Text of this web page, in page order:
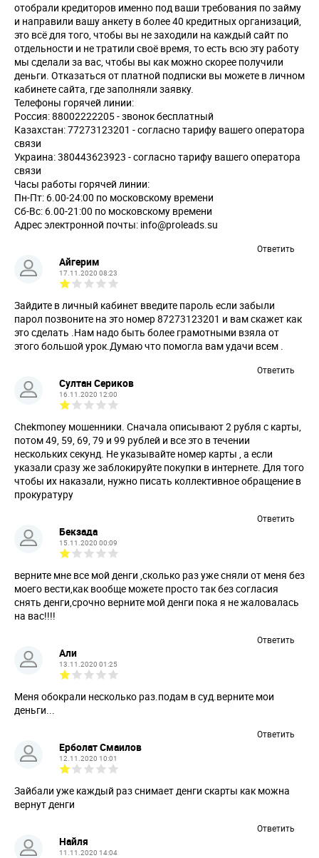
отобрали кредиторов именно под ваши требования по займу
и направили вашу анкету в более 40 кредитных организаций,
это всё для того, чтобы вы не заходили на каждый сайт по
отдельности и не тратили своё время, то есть всю эту работу
мы сделали за вас, чтобы вы как можно скорее получили
деньги. Отказаться от платной подписки вы можете в личном
кабинете сайта, где заполняли заявку.
Телефоны горячей линии:
Россия: 88002222205 - звонок бесплатный
Казахстан: 77273123201 - согласно тарифу вашего оператора
связи
Украина: 380443623923 - согласно тарифу вашего оператора
связи
Часы работы горячей линии:
Пн-Пт: 6.00-24:00 по московскому времени
Сб-Вс: 6.00-21:00 по московскому времени
Адрес электронной почты: info@proleads.su
Ответить
Айгерим
17.11.2020 08:23
Зайдите в личный кабинет введите пароль если забыли
парол позвоните на это номер 87273123201 и вам скажет как
это сделать .Нам надо быть более грамотными взяла от
этого большой урок.Думаю что помогла вам удачи всем .
Ответить
Султан Сериков
16.11.2020 12:00
Chekmoney мошенники. Сначала описывают 2 рубля с карты,
потом 49, 59, 69, 79 и 99 рублей и все это в течении
нескольких секунд. Не указывайте номер карты , а если
указали сразу же заблокируйте покупки в интернете. Для того
чтобы их наказали, нужно писать коллективное обращение в
прокуратуру
Ответить
Бекзада
15.11.2020 00:09
верните мне все мой денги ,сколько раз уже сняли от меня без
моего вести,как вообще можете просто так без согласия
снять денги,срочно верните мой денги пока я не жаловалась
на вас!!!!
Ответить
Али
13.11.2020 01:25
Меня обокрали несколько раз.подам в суд.верните мои
деньги...
Ответить
Ерболат Смаилов
12.11.2020 10:01
Зайбали уже каждый раз снимает денги скарты как можна
вернут денги
Ответить
Найля
11.11.2020 14:04